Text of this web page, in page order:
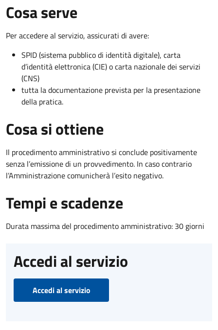
Cosa serve
Per accedere al servizio, assicurati di avere:
SPID (sistema pubblico di identità digitale), carta
d’identità elettronica (CIE) o carta nazionale dei servizi
(CNS)
tutta la documentazione prevista per la presentazione
della pratica.
Cosa si ottiene
Il procedimento amministrativo si conclude positivamente
senza l’emissione di un provvedimento. In caso contrario
l’Amministrazione comunicherà l’esito negativo.
Tempi e scadenze
Durata massima del procedimento amministrativo: 30 giorni
Accedi al servizio
Accedi al servizio